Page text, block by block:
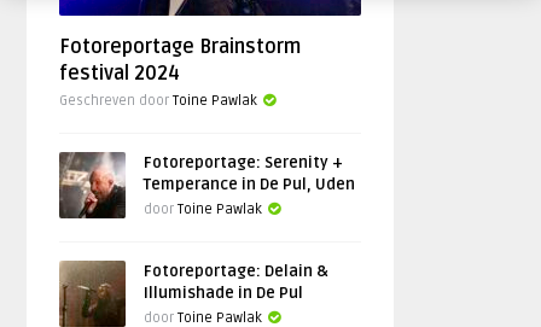
Fotoreportage Brainstorm
festival 2024
Geschreven doorToine Pawlak
Fotoreportage: Serenity +
Temperance in De Pul, Uden
doorToine Pawlak
Fotoreportage: Delain &
Illumishade in De Pul
doorToine Pawlak